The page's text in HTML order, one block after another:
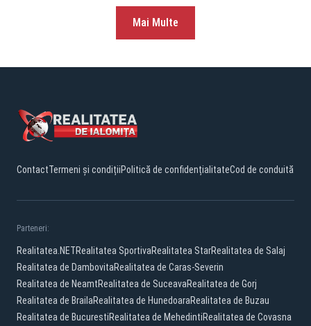
Mai Multe
ContactTermeni și condițiiPolitică de confidențialitateCod de conduită
Parteneri:
Realitatea.NETRealitatea SportivaRealitatea StarRealitatea de Salaj
Realitatea de DambovitaRealitatea de Caras-Severin
Realitatea de NeamtRealitatea de SuceavaRealitatea de Gorj
Realitatea de BrailaRealitatea de HunedoaraRealitatea de Buzau
Realitatea de BucurestiRealitatea de MehedintiRealitatea de Covasna